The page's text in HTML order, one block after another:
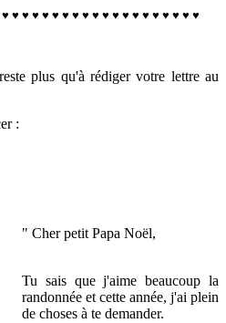
♥ ♥ ♥ ♥ ♥ ♥ ♥ ♥ ♥ ♥ ♥ ♥ ♥ ♥ ♥ ♥ ♥ ♥ ♥ ♥
plus qu'à rédiger votre lettre au
:
" Cher petit Papa Noël,
Tu sais que j'aime beaucoup la
randonnée et cette année, j'ai plein
de choses à te demander.